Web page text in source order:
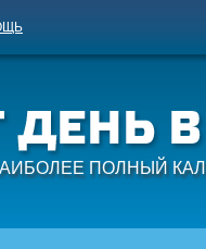
ПОЛНЫЙ